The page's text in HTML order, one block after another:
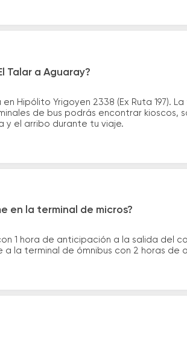
Talar a Aguaray?
Hipólito Yrigoyen 2338 (Ex Ruta 197).
de bus podrás encontrar kioscos,
y el arribo durante tu viaje.
en la terminal de micros?
1 hora de anticipación a la salida del
la terminal de ómnibus con 2 horas de